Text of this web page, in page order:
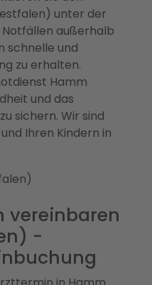
unter der
Notfällen außerhalb
schnelle und
zu erhalten.
Hamm
und das
sichern. Wir sind
Ihren Kindern in
vereinbaren
-